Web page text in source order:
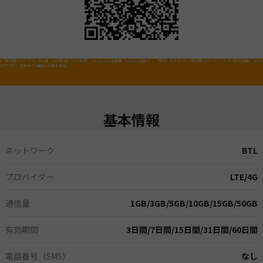
旅行用eSIMアプリ」のDL数（2025年4月～2026年3月・iOS&Android合算値・AppTweak調べ）。「旅行」カテゴリから旅行用eSIMアプリ（アプリ名か説明に「
るアプリ）を当社にて抽出しDL数を算出。
基本情報
ネットワーク BTL
プロバイダー LTE/4G
通信量 1GB/3GB/5GB/10GB/15GB/50GB
有効期間 3日間/7日間/15日間/31日間/60日間
電話番号（SMS） なし